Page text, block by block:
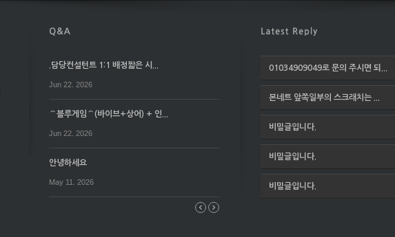
.담당컨설턴트 1:1 배정짧은 시...
Jun 22. 2026
⌒블루게임⌒(바이브+상어) + 인...
Jun 22. 2026
안녕하세요
May 11. 2026
01034909049로 문의 주시면 되...
본네트 앞쪽일부의 스크래치는 ...
비밀글입니다.
비밀글입니다.
비밀글입니다.